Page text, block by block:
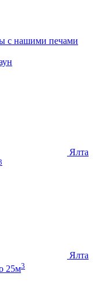
с нашими печами
Ялта
Ялта
25м3